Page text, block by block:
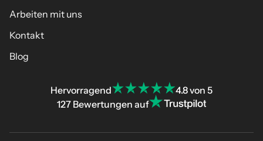
Arbeiten mit uns
Kontakt
Blog
Hervorragend
4.8 von 5
127 Bewertungen auf